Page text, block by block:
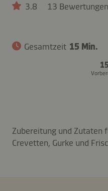
3.8 13 Bewertungen
Gesamtzeit 15 Min.
Zubereitung und Zutaten
Crevetten, Gurke und